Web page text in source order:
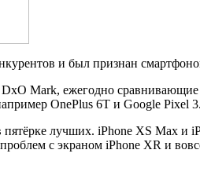
и был признан
Mark, ежегодно
OnePlus 6T и Google Pixel 3.
лучших. iPhone XS Max и
с экраном iPhone XR и